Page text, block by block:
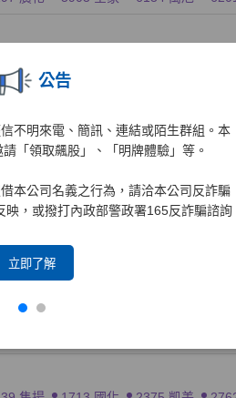
公告
不明來電、簡訊、連結或陌生群組。本
「領取飆股」、「明牌體驗」等。
本公司名義之行為，請洽本公司反詐騙
映，或撥打內政部警政署165反詐騙諮詢
立即了解